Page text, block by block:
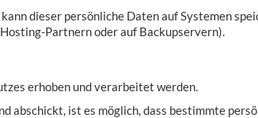
dieser persönliche Daten auf Systemen
Partnern oder auf Backupservern).
erhoben und verarbeitet werden.
abschickt, ist es möglich, dass bestimmte